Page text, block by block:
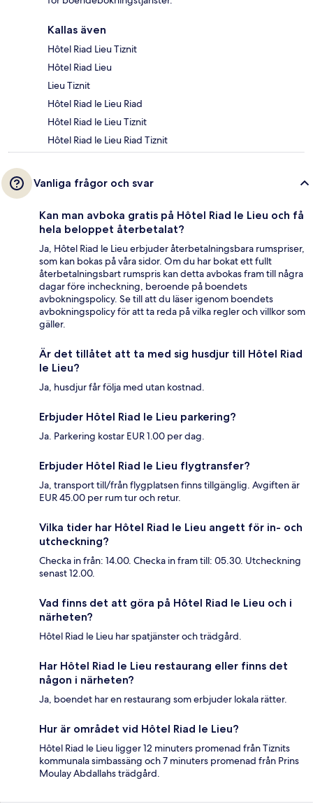
Kallas även
Hôtel Riad Lieu Tiznit
Hôtel Riad Lieu
Lieu Tiznit
Hôtel Riad le Lieu Riad
Hôtel Riad le Lieu Tiznit
Hôtel Riad le Lieu Riad Tiznit
Vanliga frågor och svar
Kan man avboka gratis på Hôtel Riad le Lieu och få
hela beloppet återbetalat?
Ja, Hôtel Riad le Lieu erbjuder återbetalningsbara rumspriser,
som kan bokas på våra sidor. Om du har bokat ett fullt
återbetalningsbart rumspris kan detta avbokas fram till några
dagar före incheckning, beroende på boendets
avbokningspolicy. Se till att du läser igenom boendets
avbokningspolicy för att ta reda på vilka regler och villkor som
gäller.
Är det tillåtet att ta med sig husdjur till Hôtel Riad
le Lieu?
Ja, husdjur får följa med utan kostnad.
Erbjuder Hôtel Riad le Lieu parkering?
Ja. Parkering kostar EUR 1.00 per dag.
Erbjuder Hôtel Riad le Lieu flygtransfer?
Ja, transport till/från flygplatsen finns tillgänglig. Avgiften är
EUR 45.00 per rum tur och retur.
Vilka tider har Hôtel Riad le Lieu angett för in- och
utcheckning?
Checka in från: 14.00. Checka in fram till: 05.30. Utcheckning
senast 12.00.
Vad finns det att göra på Hôtel Riad le Lieu och i
närheten?
Hôtel Riad le Lieu har spatjänster och trädgård.
Har Hôtel Riad le Lieu restaurang eller finns det
någon i närheten?
Ja, boendet har en restaurang som erbjuder lokala rätter.
Hur är området vid Hôtel Riad le Lieu?
Hôtel Riad le Lieu ligger 12 minuters promenad från Tiznits
kommunala simbassäng och 7 minuters promenad från Prins
Moulay Abdallahs trädgård.